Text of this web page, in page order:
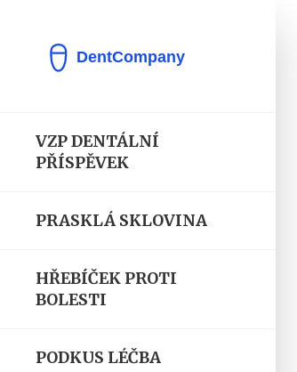
VZP DENTÁLNÍ
PŘÍSPĚVEK
PRASKLÁ SKLOVINA
HŘEBÍČEK PROTI
BOLESTI
PODKUS LÉČBA